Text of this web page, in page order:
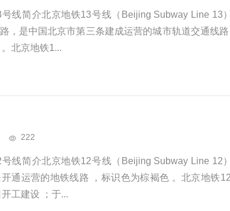
线简介北京地铁13号线（Beijing Subway Line 13
，是中国北京市第三条建成运营的城市轨道交通线
北京地铁1...
222
线简介北京地铁12号线（Beijing Subway Line 12
通运营的地铁线路 ，标识色为棕褐色 。北京地铁
工建设 ；于...